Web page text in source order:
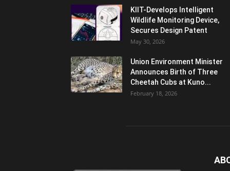
KIIT-Develops Intelligent
Wildlife Monitoring Device,
Secures Design Patent
May 30, 2026
Union Environment Minister
Announces Birth of Three
Cheetah Cubs at Kuno...
February 18, 2026